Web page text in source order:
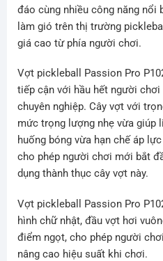
đáo cùng nhiều công năng nổi
làm gió trên thị trường
giá cao từ phía người chơi.
Vợt pickleball Passion Pro
tiếp cận với hầu hết người
chuyên nghiệp. Cây vợt với
mức trọng lượng nhẹ vừa giúp
huống bóng vừa hạn chế áp
cho phép người chơi mới bắt
dụng thành thục cây vợt này.
Vợt pickleball Passion Pro
hình chữ nhật, đầu vợt hơi
điểm ngọt, cho phép người
nâng cao hiệu suất khi chơi.